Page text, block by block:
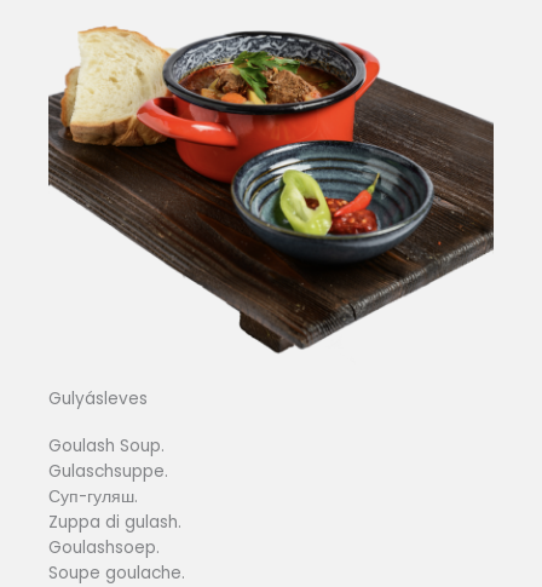
Gulyásleves
Goulash Soup.
Gulaschsuppe.
Суп-гуляш.
Zuppa di gulash.
Goulashsoep.
Soupe goulache.